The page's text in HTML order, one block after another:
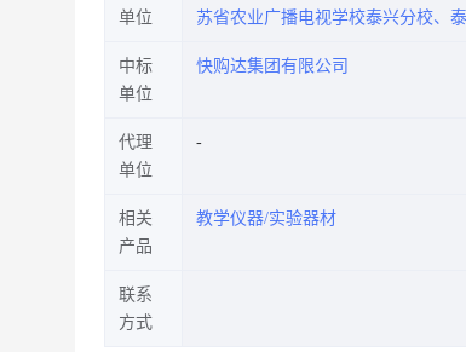
单位
苏省农业广播电视学校泰兴分校、
中标
单位
快购达集团有限公司
代理
单位
相关
产品
教学仪器/实验器材
联系
方式